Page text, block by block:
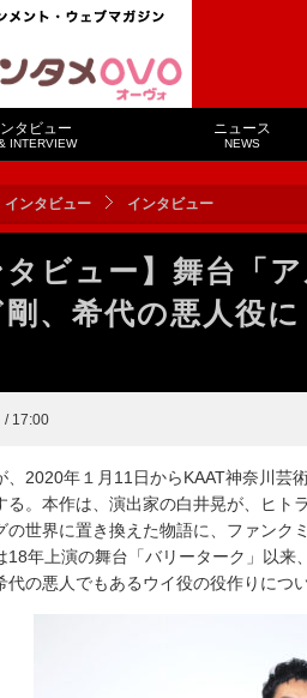
タビュー
INTERVIEW
ニュース
NEWS
インタビュー インタビュー
タビュー】舞台「
、希代の悪人役
/ 17:00
2020年１月11日からKAAT神奈川芸
る。本作は、演出家の白井晃が、ヒト
の世界に置き換えた物語に、ファンク
18年上演の舞台「バリーターク」以
代の悪人でもあるウイ役の役作りにつ